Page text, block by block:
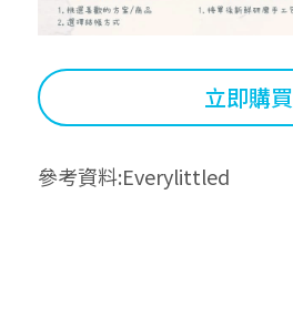
立即購買
參考資料:Everylittled